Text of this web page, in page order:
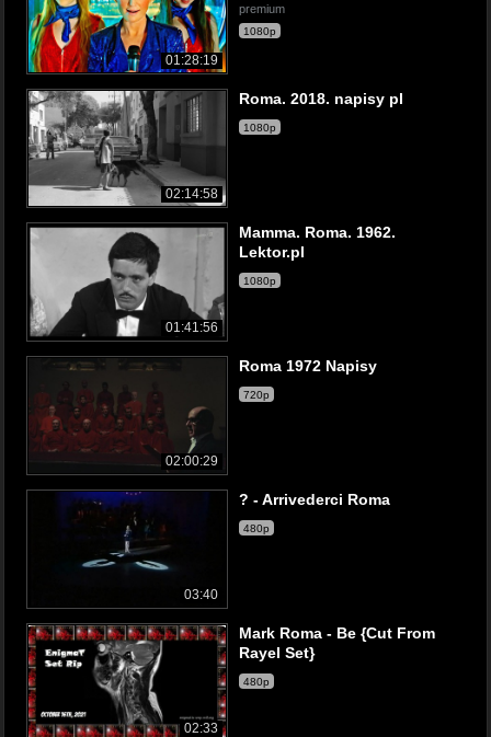
01:28:19
premium
1080p
02:14:58
Roma. 2018. napisy pl
1080p
01:41:56
Mamma. Roma. 1962.
Lektor.pl
1080p
02:00:29
Roma 1972 Napisy
720p
03:40
? - Arrivederci Roma
480p
02:33
Mark Roma - Be {Cut From
Rayel Set}
480p